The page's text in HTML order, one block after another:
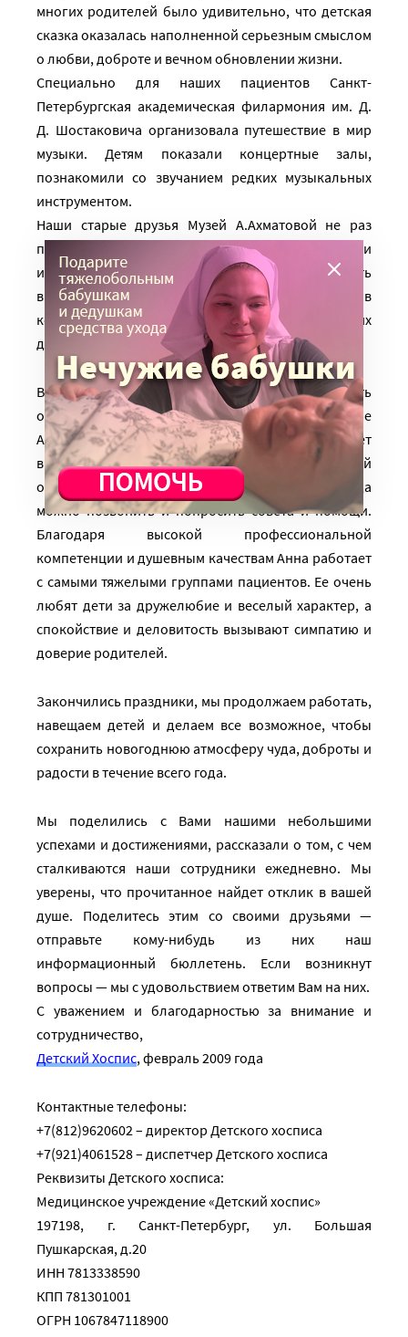
многих родителей было удивительно, что детская
сказка оказалась наполненной серьезным смыслом
о любви, доброте и вечном обновлении жизни.
Специально для наших пациентов Санкт-
Петербургская академическая филармония им. Д.
Д. Шостаковича организовала путешествие в мир
музыки. Детям показали концертные залы,
познакомили со звучанием редких музыкальных
инструментом.
Наши старые друзья Музей А.Ахматовой не раз
приглашал нас принять участие в мастер-классах и
интерактивных выставках. Ребята смогли побывать
в мире новогодних сказок, поучаствовать в
конкурсах и сделать новогодние подарки для своих
друзей.
В этом номере бюллетеня мы хотели бы рассказать
о медицинской сестре Детского хосписа Анне
Андреевне Дмитриевой. Анна Андреевна работает
в нашей организации уже 3 года. Для многих семей
она стала родным человеком, которому всегда
можно позвонить и попросить совета и помощи.
Благодаря высокой профессиональной
компетенции и душевным качествам Анна работает
с самыми тяжелыми группами пациентов. Ее очень
любят дети за дружелюбие и веселый характер, а
спокойствие и деловитость вызывают симпатию и
доверие родителей.
Закончились праздники, мы продолжаем работать,
навещаем детей и делаем все возможное, чтобы
сохранить новогоднюю атмосферу чуда, доброты и
радости в течение всего года.
Мы поделились с Вами нашими небольшими
успехами и достижениями, рассказали о том, с чем
сталкиваются наши сотрудники ежедневно. Мы
уверены, что прочитанное найдет отклик в вашей
душе. Поделитесь этим со своими друзьями —
отправьте кому-нибудь из них наш
информационный бюллетень. Если возникнут
вопросы — мы с удовольствием ответим Вам на них.
С уважением и благодарностью за внимание и
сотрудничество,
Детский Хоспис, февраль 2009 года
Контактные телефоны:
+7(812)9620602 – директор Детского хосписа
+7(921)4061528 – диспетчер Детского хосписа
Реквизиты Детского хосписа:
Медицинское учреждение «Детский хоспис»
197198, г. Санкт-Петербург, ул. Большая
Пушкарская, д.20
ИНН 7813338590
КПП 781301001
ОГРН 1067847118900